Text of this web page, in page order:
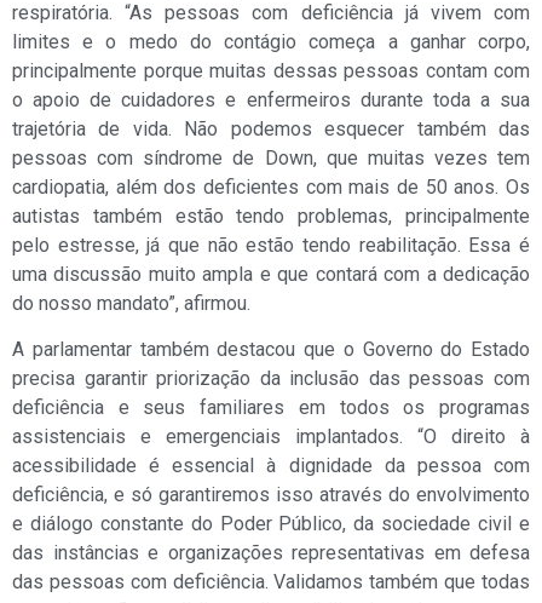
respiratória. “As pessoas com deficiência já vivem com
limites e o medo do contágio começa a ganhar corpo,
principalmente porque muitas dessas pessoas contam com
o apoio de cuidadores e enfermeiros durante toda a sua
trajetória de vida. Não podemos esquecer também das
pessoas com síndrome de Down, que muitas vezes tem
cardiopatia, além dos deficientes com mais de 50 anos. Os
autistas também estão tendo problemas, principalmente
pelo estresse, já que não estão tendo reabilitação. Essa é
uma discussão muito ampla e que contará com a dedicação
do nosso mandato”, afirmou.
A parlamentar também destacou que o Governo do Estado
precisa garantir priorização da inclusão das pessoas com
deficiência e seus familiares em todos os programas
assistenciais e emergenciais implantados. “O direito à
acessibilidade é essencial à dignidade da pessoa com
deficiência, e só garantiremos isso através do envolvimento
e diálogo constante do Poder Público, da sociedade civil e
das instâncias e organizações representativas em defesa
das pessoas com deficiência. Validamos também que todas